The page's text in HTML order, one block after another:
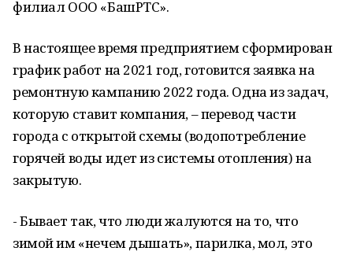
филиал ООО «БашРТС».
В настоящее время предприятием сформирован
график работ на 2021 год, готовится заявка на
ремонтную кампанию 2022 года. Одна из задач,
которую ставит компания, – перевод части
города с открытой схемы (водопотребление
горячей воды идет из системы отопления) на
закрытую.
- Бывает так, что люди жалуются на то, что
зимой им «нечем дышать», парилка, мол, это